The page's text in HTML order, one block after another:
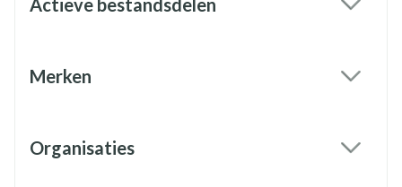
Actieve bestandsdelen
Merken
Organisaties